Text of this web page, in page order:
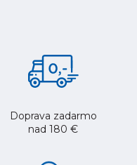
Doprava zadarmo
nad 180 €